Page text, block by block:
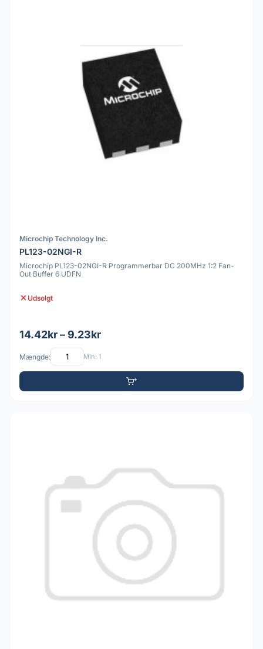
Microchip Technology Inc.
PL123-02NGI-R
Microchip PL123-02NGI-R Programmerbar DC 200MHz 1:2 Fan-
Out Buffer 6 UDFN
Udsolgt
14.42kr – 9.23kr
Mængde: Min: 1